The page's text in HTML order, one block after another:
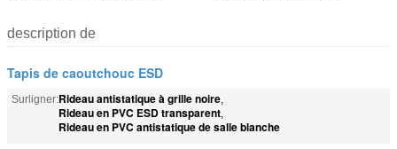
description de
Tapis de caoutchouc ESD
Surligner:Rideau antistatique à grille noire,
Rideau en PVC ESD transparent,
Rideau en PVC antistatique de salle blanche